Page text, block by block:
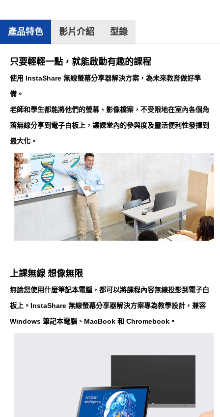
產品特色 影片介紹 型錄
只要輕輕一點，就能啟動有趣的課程
使用 InstaShare 無線螢幕分享器解決方案，為未來教育做好準
備。
老師和學生都能將他們的螢幕、影像檔案，不受限地在室內各個角
落無線分享到電子白板上，讓課堂內的參與度及靈活便利性發揮到
最大化。
上課無線 想像無限
無論您使用什麼筆記本電腦，都可以將課程內容無線投影到電子白
板上。InstaShare 無線螢幕分享器解決方案專為教學設計，兼容
Windows 筆記本電腦、MacBook 和 Chromebook。